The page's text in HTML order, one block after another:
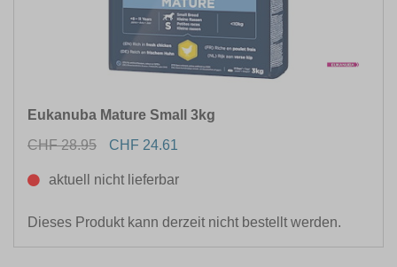
Eukanuba Mature Small 3kg
CHF 28.95
CHF 24.61
aktuell nicht lieferbar
Dieses Produkt kann derzeit nicht bestellt werden.